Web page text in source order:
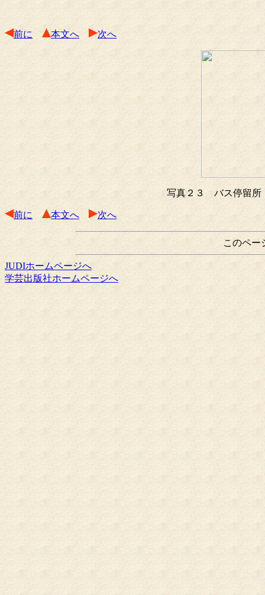
前に 本文へ 次へ
写真２３ バス停留所
前に 本文へ 次へ
このペー
JUDIホームページへ
学芸出版社ホームページへ